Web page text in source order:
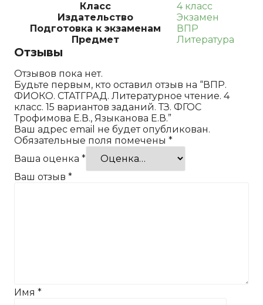
Класс
4 класс
Издательство
Экзамен
Подготовка к экзаменам
ВПР
Предмет
Литература
Отзывы
Отзывов пока нет.
Будьте первым, кто оставил отзыв на “ВПР.
ФИОКО. СТАТГРАД. Литературное чтение. 4
класс. 15 вариантов заданий. ТЗ. ФГОС
Трофимова Е.В., Языканова Е.В.”
Ваш адрес email не будет опубликован.
Обязательные поля помечены *
Ваша оценка *
Ваш отзыв *
Имя *